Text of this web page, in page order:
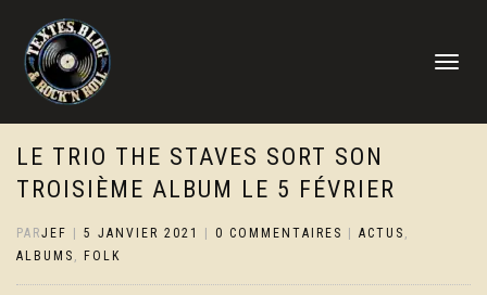
DÉPLIER
LE TRIO THE STAVES SORT SON
TROISIÈME ALBUM LE 5 FÉVRIER
PARJEF 5 JANVIER 2021 0 COMMENTAIRES ACTUS ,
ALBUMS , FOLK